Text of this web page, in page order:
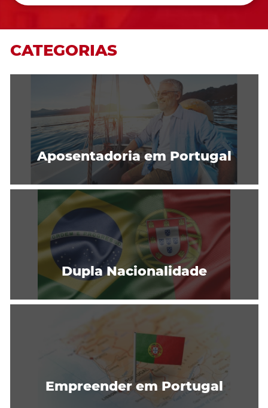
CATEGORIAS
Aposentadoria em Portugal
Dupla Nacionalidade
Empreender em Portugal